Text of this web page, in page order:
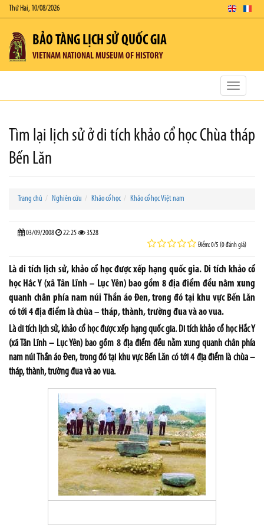
Thứ Hai, 10/08/2026
BẢO TÀNG LỊCH SỬ QUỐC GIA
VIETNAM NATIONAL MUSEUM OF HISTORY
Toggle
Tìm lại lịch sử ở di tích khảo cổ học Chùa tháp
Bến Lăn
Trang chủ Nghiên cứu Khảo cổ học Khảo cổ học Việt nam
03/09/2008 22:25 3528
Điểm: 0/5 (0 đánh giá)
Là di tích lịch sử, khảo cổ học được xếp hạng quốc gia. Di tích khảo cổ
học Hắc Y (xã Tân Lĩnh – Lục Yên) bao gồm 8 địa điểm đều nằm xung
quanh chân phía nam núi Thần áo Đen, trong đó tại khu vực Bến Lăn
có tới 4 địa điểm là chùa – tháp, thành, trường đua và ao vua.
Là di tích lịch sử, khảo cổ học được xếp hạng quốc gia.Di tích khảo cổ học Hắc Y
(xã Tân Lĩnh – Lục Yên) bao gồm 8 địa điểm đều nằm xung quanh chân phía
nam núi Thần áo Đen, trong đó tại khu vực Bến Lăn có tới 4 địa điểm là chùa –
tháp, thành, trường đua và ao vua.